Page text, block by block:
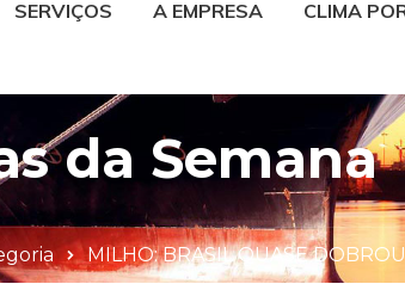
SERVIÇOS A EMPRESA CLIMA
da Semana
MILHO: BRASIL QUASE